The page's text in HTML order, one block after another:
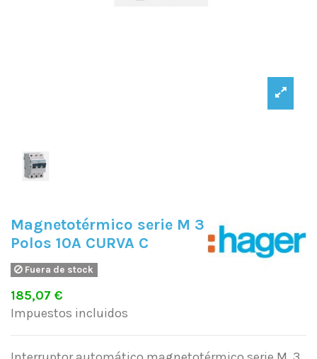
Magnetotérmico serie M 3
Polos 10A CURVA C
Fuera de stock
185,07 €
Impuestos incluidos